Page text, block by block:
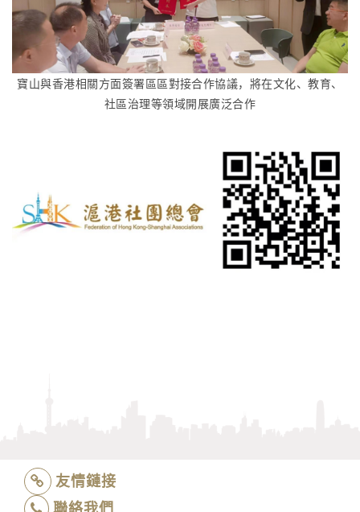
寶山與香港相關方面簽署區區對接合作協議，將在文化、教育、
社區治理等領域開展廣泛合作
友情鏈接
聯絡我們